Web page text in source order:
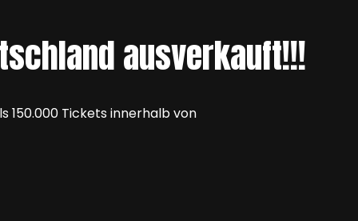
ausverkauft!!!
150.000 Tickets innerhalb von